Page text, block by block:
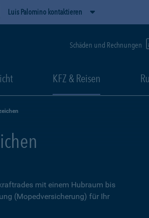
Luis Palomino kontaktieren
Schäden und Rechnungen
KFZ & Reisen
mit einem Hubraum bis
(Mopedversicherung) für Ihr